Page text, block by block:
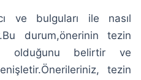
ve bulguları ile nasıl
durum,önerinin tezin
olduğunu belirtir ve
tezin